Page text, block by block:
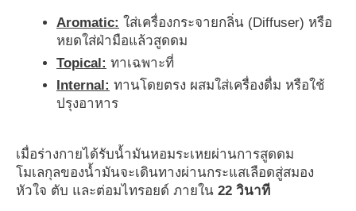
Aromatic: ใส่เครื่องกระจายกลิ่น (Diffuser) หรือ
หยดใส่ฝ่ามือแล้วสูดดม
Topical: ทาเฉพาะที่
Internal: ทานโดยตรง ผสมใส่เครื่องดื่ม หรือใช้
ปรุงอาหาร
เมื่อร่างกายได้รับน้ำมันหอมระเหยผ่านการสูดดม
โมเลกุลของน้ำมันจะเดินทางผ่านกระแสเลือดสู่สมอง
หัวใจ ตับ และต่อมไทรอยด์ ภายใน 22 วินาที